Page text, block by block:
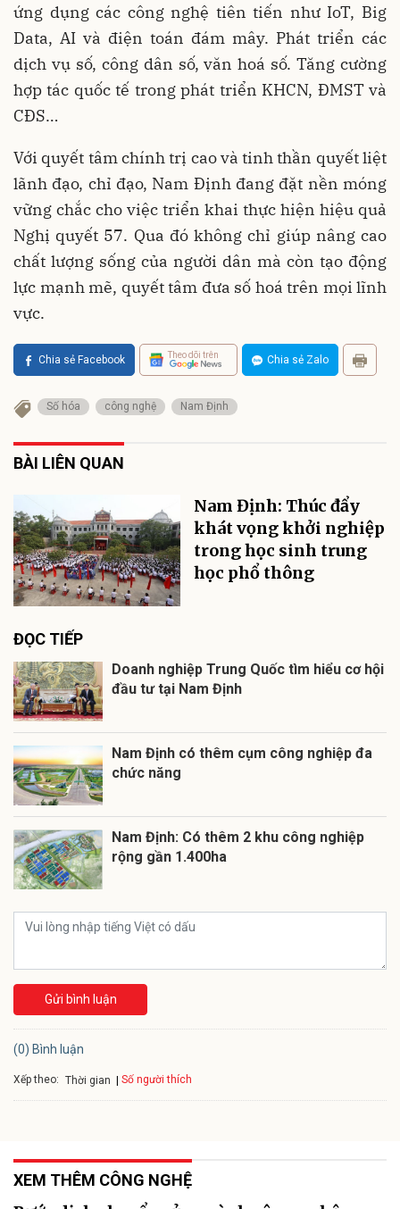
ứng dụng các công nghệ tiên tiến như IoT, Big
Data, AI và điện toán đám mây. Phát triển các
dịch vụ số, công dân số, văn hoá số. Tăng cường
hợp tác quốc tế trong phát triển KHCN, ĐMST và
CĐS…
Với quyết tâm chính trị cao và tinh thần quyết liệt
lãnh đạo, chỉ đạo, Nam Định đang đặt nền móng
vững chắc cho việc triển khai thực hiện hiệu quả
Nghị quyết 57. Qua đó không chỉ giúp nâng cao
chất lượng sống của người dân mà còn tạo động
lực mạnh mẽ, quyết tâm đưa số hoá trên mọi lĩnh
vực.
Chia sẻ Facebook Theo dõi trên Chia sẻ Zalo
Số hóa công nghệ Nam Định
BÀI LIÊN QUAN
Nam Định: Thúc đẩy
khát vọng khởi nghiệp
trong học sinh trung
học phổ thông
ĐỌC TIẾP
Doanh nghiệp Trung Quốc tìm hiểu cơ hội
đầu tư tại Nam Định
Nam Định có thêm cụm công nghiệp đa
chức năng
Nam Định: Có thêm 2 khu công nghiệp
rộng gần 1.400ha
Gửi bình luận
(0) Bình luận
Xếp theo: Thời gian Số người thích
XEM THÊM CÔNG NGHỆ